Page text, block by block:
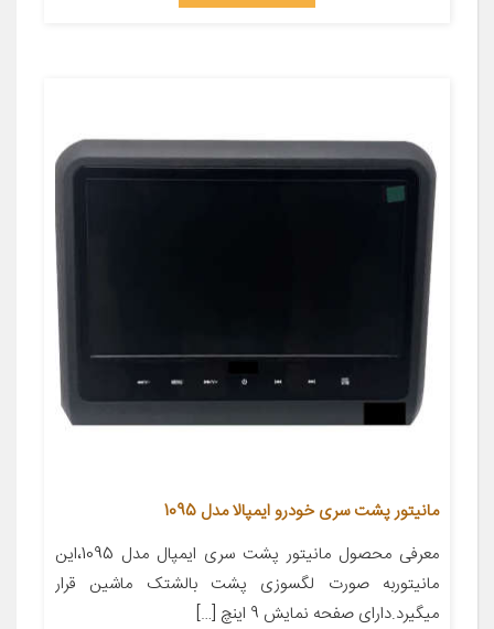
مانیتور پشت سری خودرو ایمپالا مدل 1095
معرفی محصول مانیتور پشت سری ایمپال مدل 1095،این
مانیتوربه صورت لگسوزی پشت بالشتک ماشین قرار
میگیرد.دارای صفحه نمایش 9 اینچ […]